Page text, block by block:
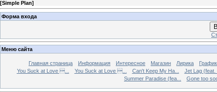
[Simple Plan]
Форма входа
Меню сайта
Главная страница Информация Интересное Магазин Лирика
You Suck at Love ...
You Suck at Love ... Can't Keep My Ha...
Jet Lag (feat.
Summer Paradise (fea...
Gone too